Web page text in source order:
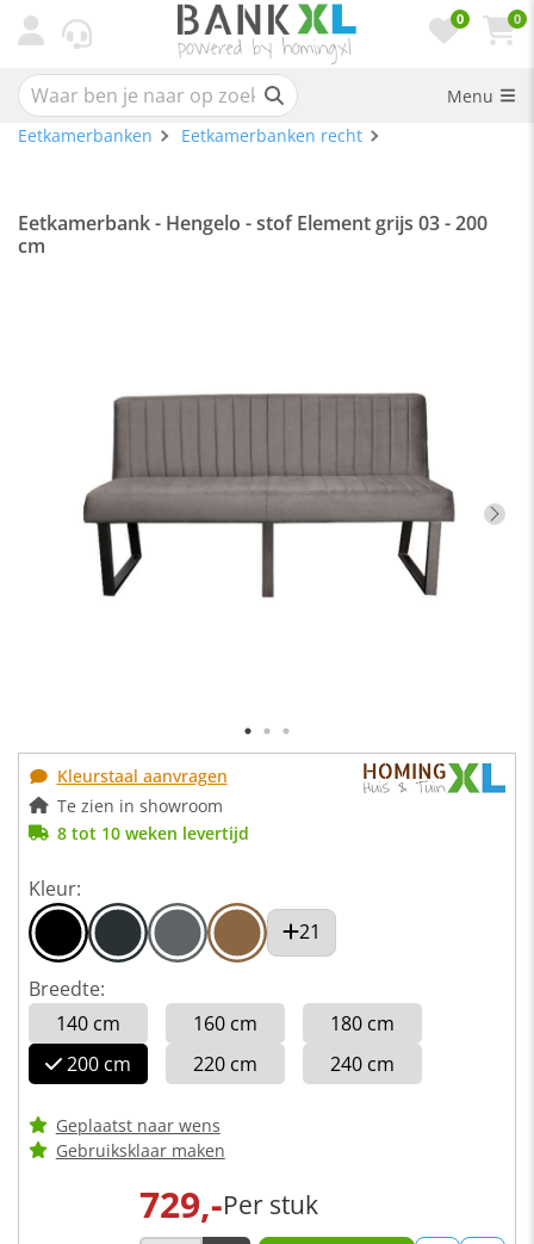
0 0
Menu
Eetkamerbanken
Eetkamerbanken recht
Eetkamerbank - Hengelo - stof Element grijs 03 - 200
cm
Kleurstaal aanvragen
Te zien in showroom
8 tot 10 weken levertijd
Kleur:
21
Breedte:
140 cm
160 cm
180 cm
200 cm
220 cm 240 cm
Geplaatst naar wens
Gebruiksklaar maken
729,-Per stuk